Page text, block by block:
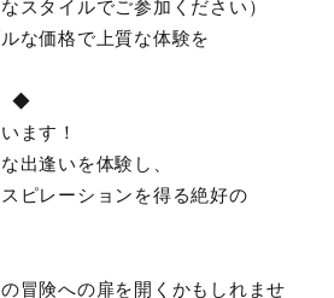
スタイルでご参加ください）
な価格で上質な体験を
◆
ます！
出逢いを体験し、
ピレーションを得る絶好の
冒険への扉を開くかもしれませ